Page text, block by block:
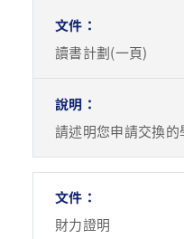
讀書計劃(一頁)
請述明您申請交換
財力證明